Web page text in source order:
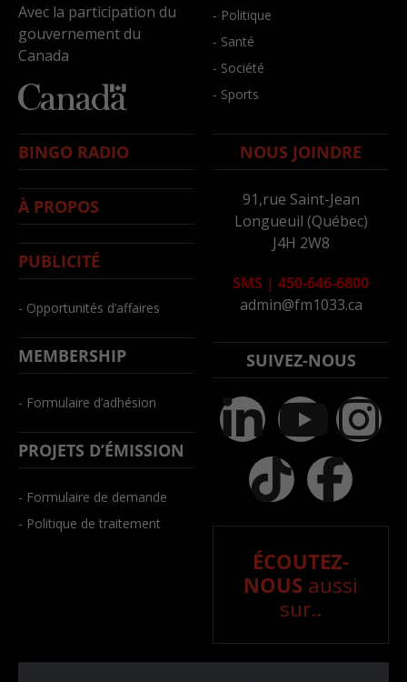
Avec la participation du
gouvernement du
Canada
- Politique
- Santé
- Société
- Sports
BINGO RADIO
À PROPOS
PUBLICITÉ
- Opportunités d’affaires
MEMBERSHIP
- Formulaire d’adhésion
PROJETS D’ÉMISSION
- Formulaire de demande
- Politique de traitement
NOUS JOINDRE
91,rue Saint-Jean
Longueuil (Québec)
J4H 2W8
SMS | 450-646-6800
admin@fm1033.ca
SUIVEZ-NOUS
ÉCOUTEZ-
NOUS aussi
sur..